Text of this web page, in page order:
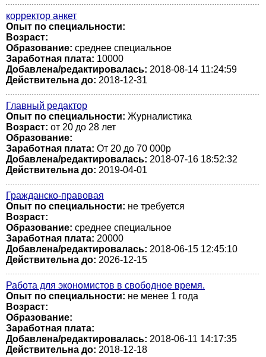
корректор анкет
Опыт по специальности:
Возраст:
Образование: среднее специальное
Заработная плата: 10000
Добавлена/редактировалась: 2018-08-14 11:24:59
Действительна до: 2018-12-31
Главный редактор
Опыт по специальности: Журналистика
Возраст: от 20 до 28 лет
Образование:
Заработная плата: От 20 до 70 000р
Добавлена/редактировалась: 2018-07-16 18:52:32
Действительна до: 2019-04-01
Гражданско-правовая
Опыт по специальности: не требуется
Возраст:
Образование: среднее специальное
Заработная плата: 20000
Добавлена/редактировалась: 2018-06-15 12:45:10
Действительна до: 2026-12-15
Работа для экономистов в свободное время.
Опыт по специальности: не менее 1 года
Возраст:
Образование:
Заработная плата:
Добавлена/редактировалась: 2018-06-11 14:17:35
Действительна до: 2018-12-18